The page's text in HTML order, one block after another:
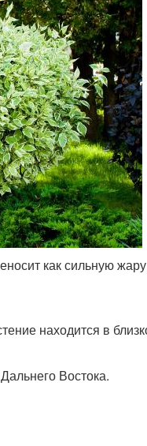
как сильную
находится в
Востока.